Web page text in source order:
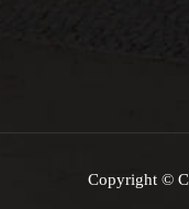
Copyright ©